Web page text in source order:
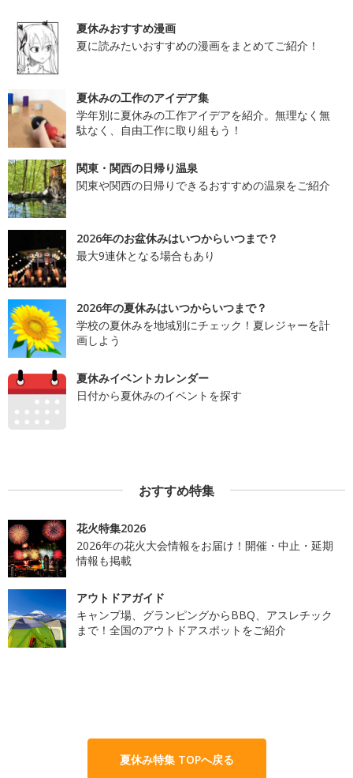
夏休みおすすめ漫画
夏に読みたいおすすめの漫画をまとめてご紹介！
夏休みの工作のアイデア集
学年別に夏休みの工作アイデアを紹介。無理なく無
駄なく、自由工作に取り組もう！
関東・関西の日帰り温泉
関東や関西の日帰りできるおすすめの温泉をご紹介
2026年のお盆休みはいつからいつまで？
最大9連休となる場合もあり
2026年の夏休みはいつからいつまで？
学校の夏休みを地域別にチェック！夏レジャーを計
画しよう
夏休みイベントカレンダー
日付から夏休みのイベントを探す
おすすめ特集
花火特集2026
2026年の花火大会情報をお届け！開催・中止・延期
情報も掲載
アウトドアガイド
キャンプ場、グランピングからBBQ、アスレチック
まで！全国のアウトドアスポットをご紹介
夏休み特集 TOPへ戻る